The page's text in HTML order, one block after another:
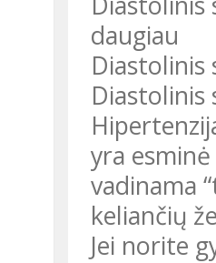
daugiau
Diastolinis
Diastolinis
yra
vadinama
keliančių
Jei norite